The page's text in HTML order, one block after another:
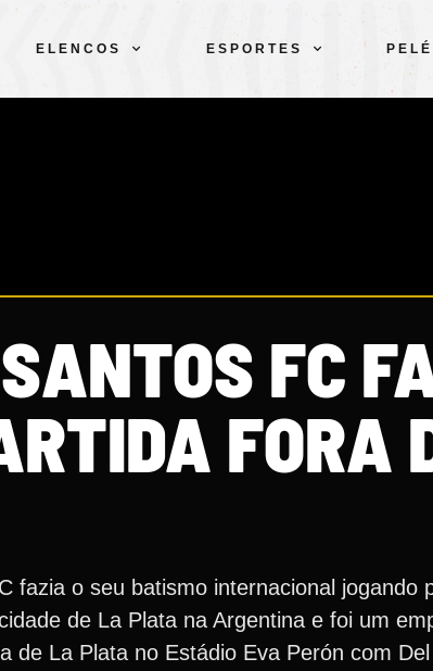
ELENCOS ESPORTES PELÉ
FC
FORA
fazia o seu batismo internacional jogando
de La Plata na Argentina e foi um
de La Plata no Estádio Eva Perón com